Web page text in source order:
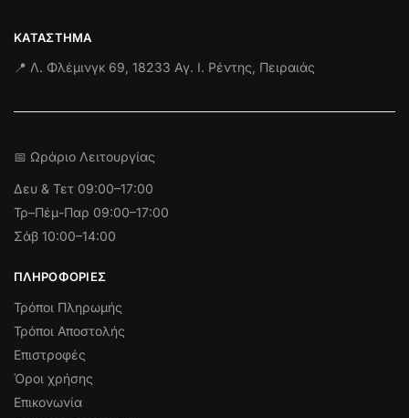
ΚΑΤΆΣΤΗΜΑ
📍 Λ. Φλέμινγκ 69, 18233 Αγ. Ι. Ρέντης, Πειραιάς
📅 Ωράριο Λειτουργίας
Δευ & Τετ 09:00–17:00
Τρ–Πέμ-Παρ 09:00–17:00
Σάβ 10:00–14:00
ΠΛΗΡΟΦΟΡΊΕΣ
Τρόποι Πληρωμής
Τρόποι Αποστολής
Επιστροφές
Όροι χρήσης
Επικονωνία